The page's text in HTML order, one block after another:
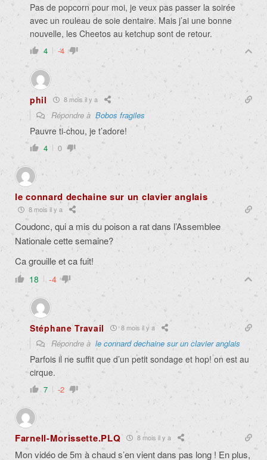
Pas de popcorn pour moi, je veux pas passer la soirée
avec un rouleau de soie dentaire. Mais j’ai une bonne
nouvelle, les Cheetos au ketchup sont de retour.
4 -4
phil 8 mois il y a
Répondre à Bobos fragiles
Pauvre ti-chou, je t’adore!
4 0
le connard dechaine sur un clavier anglais
8 mois il y a
Coudonc, qui a mis du poison a rat dans l’Assemblee
Nationale cette semaine?
Ca grouille et ca fuit!
18 -4
Stéphane Travail 8 mois il y a
Répondre à le connard dechaine sur un clavier anglais
Parfois il ne suffit que d’un petit sondage et hop! on est au
cirque.
7 -2
Farnell-Morissette.PLQ 8 mois il y a
Mon vidéo de 5m à chaud s’en vient dans pas long ! En plus,